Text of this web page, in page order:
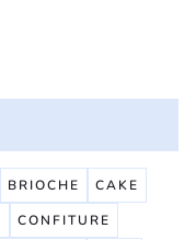
BRIOCHE
CAKE
CONFITURE